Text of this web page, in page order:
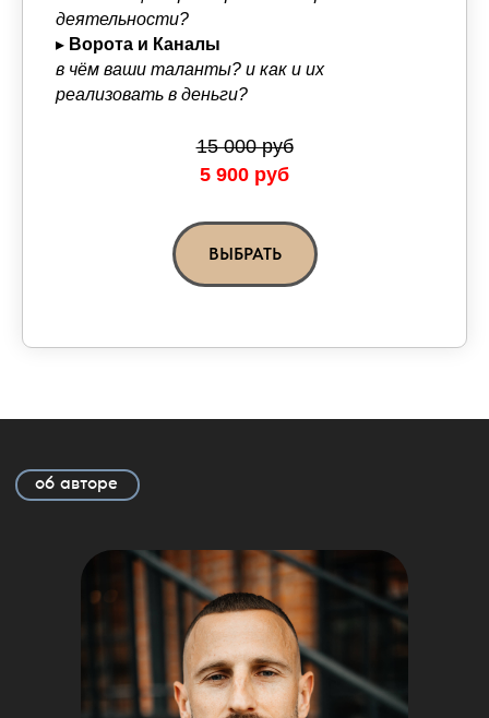
деятельности?
▸ Ворота и Каналы
в чём ваши таланты? и как и их
реализовать в деньги?
15 000 руб
5 900 руб
ВЫБРАТЬ
об авторе